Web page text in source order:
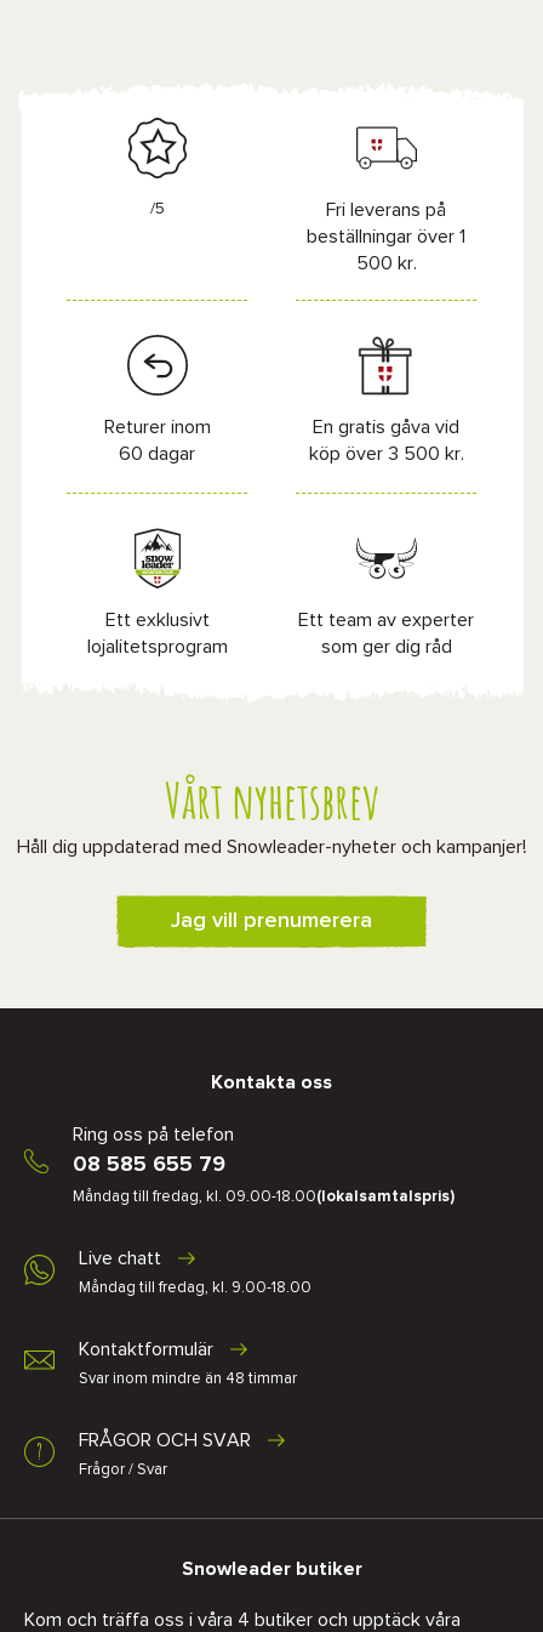
/5
Fri leverans på
beställningar över 1
500 kr.
Returer inom
60 dagar
En gratis gåva vid
köp över 3 500 kr.
Ett exklusivt
lojalitetsprogram
Ett team av experter
som ger dig råd
Vårt nyhetsbrev
Håll dig uppdaterad med Snowleader-nyheter och kampanjer!
Jag vill prenumerera
Kontakta oss
Ring oss på telefon
08 585 655 79
Måndag till fredag, kl. 09.00-18.00(lokalsamtalspris)
Live chatt
Måndag till fredag, kl. 9.00-18.00
Kontaktformulär
Svar inom mindre än 48 timmar
FRÅGOR OCH SVAR
Frågor / Svar
Snowleader butiker
Kom och träffa oss i våra 4 butiker och upptäck våra